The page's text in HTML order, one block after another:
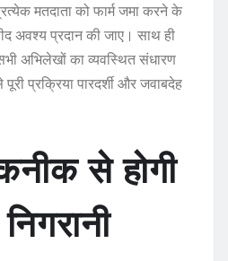
मतदाता को फार्म जमा करने के
अवश्य प्रदान की जाए। साथ ही
अभिलेखों का व्यवस्थित संधारण
प्रक्रिया पारदर्शी और जवाबदेह
से होगी